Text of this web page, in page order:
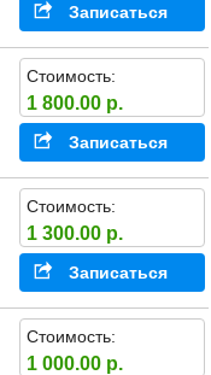
Записаться
Стоимость:
1 800.00 р.
Записаться
Стоимость:
1 300.00 р.
Записаться
Стоимость:
1 000.00 р.